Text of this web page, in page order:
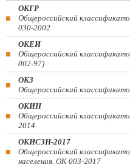
ОКГР
Общероссийский
030-2002
ОКЕИ
Общероссийский
002-97)
ОКЗ
Общероссийский
ОКИН
Общероссийский
2014
ОКИСЗН-2017
Общероссийский
населения. ОК 003-2017